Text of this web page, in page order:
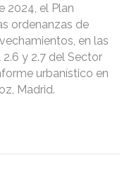
2024, el Plan
ordenanzas de
en las
y 2.7 del Sector
urbanístico en
Madrid.